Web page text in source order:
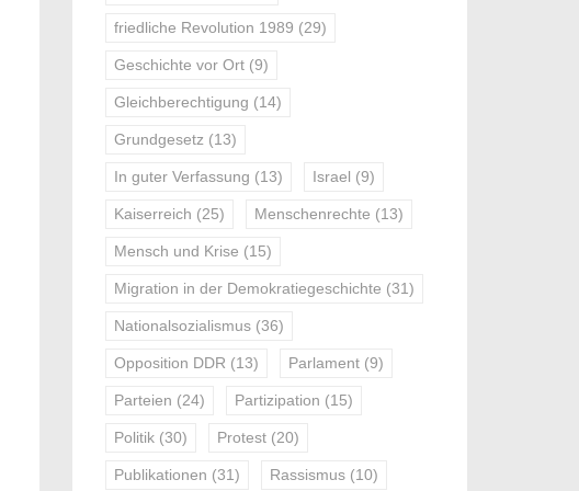
friedliche Revolution 1989 (29)
Geschichte vor Ort (9)
Gleichberechtigung (14)
Grundgesetz (13)
In guter Verfassung (13) Israel (9)
Kaiserreich (25) Menschenrechte (13)
Mensch und Krise (15)
Migration in der Demokratiegeschichte (31)
Nationalsozialismus (36)
Opposition DDR (13) Parlament (9)
Parteien (24) Partizipation (15)
Politik (30) Protest (20)
Publikationen (31) Rassismus (10)